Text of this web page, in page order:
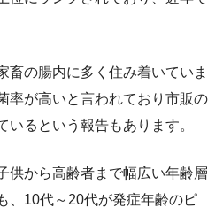
畜の腸内に多く住み着いていま
率が高いと言われており市販の
るという報告もあります。
供から高齢者まで幅広い年齢層
、10代～20代が発症年齢のピ